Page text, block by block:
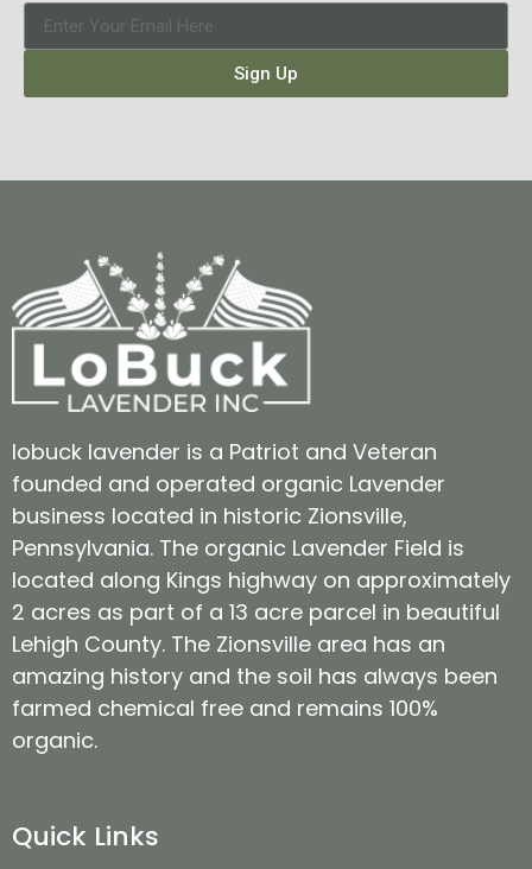
Sign Up
lobuck lavender is a Patriot and Veteran
founded and operated organic Lavender
business located in historic Zionsville,
Pennsylvania. The organic Lavender Field is
located along Kings highway on approximately
2 acres as part of a 13 acre parcel in beautiful
Lehigh County. The Zionsville area has an
amazing history and the soil has always been
farmed chemical free and remains 100%
organic.
Quick Links